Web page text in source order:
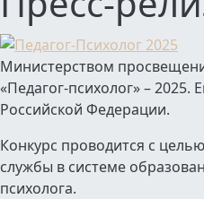
Министерством
«Педагог-психолог» – 2025.
Российской Федерации.
Конкурс проводится с
службы в системе
психолога.